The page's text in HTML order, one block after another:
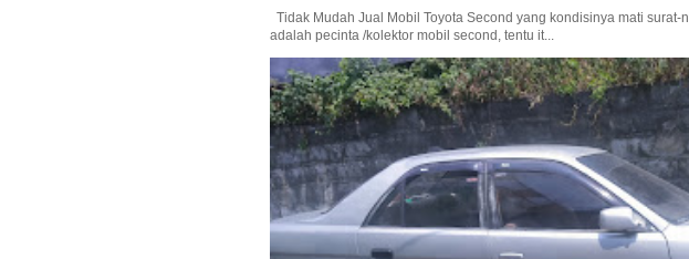
Tidak Mudah Jual Mobil Toyota Second yang kondisinya mati
adalah pecinta /kolektor mobil second, tentu it...